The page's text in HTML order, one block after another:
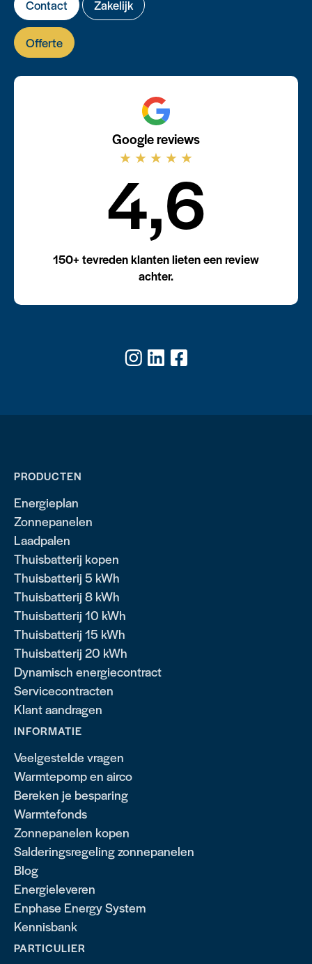
Contact Zakelijk
Offerte
Google reviews
★ ★ ★ ★ ★
4,6
150+ tevreden klanten lieten een review
achter.
PRODUCTEN
Energieplan
Zonnepanelen
Laadpalen
Thuisbatterij kopen
Thuisbatterij 5 kWh
Thuisbatterij 8 kWh
Thuisbatterij 10 kWh
Thuisbatterij 15 kWh
Thuisbatterij 20 kWh
Dynamisch energiecontract
Servicecontracten
Klant aandragen
INFORMATIE
Veelgestelde vragen
Warmtepomp en airco
Bereken je besparing
Warmtefonds
Zonnepanelen kopen
Salderingsregeling zonnepanelen
Blog
Energieleveren
Enphase Energy System
Kennisbank
PARTICULIER